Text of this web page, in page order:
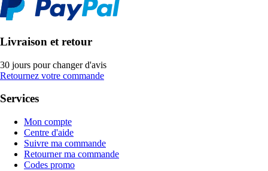
Livraison et retour
30 jours pour changer d'avis
Retournez votre commande
Services
Mon compte
Centre d'aide
Suivre ma commande
Retourner ma commande
Codes promo